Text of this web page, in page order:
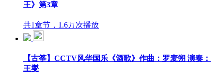
王》第3章
共1章节，1.6万次播放
【古筝】CCTV风华国乐《酒歌》作曲：罗麦朔 演奏：
王燮